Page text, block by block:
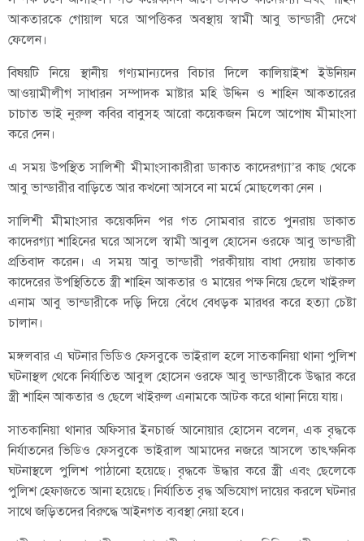
আকতারকে গোয়াল ঘরে আপত্তিকর অবস্থায় স্বামী আবু ভান্ডারী দেখে
ফেলেন।
বিষয়টি নিয়ে স্থানীয় গণ্যমান্যদের বিচার দিলে কালিয়াইশ ইউনিয়ন
আওয়ামীলীগ সাধারন সম্পাদক মাষ্টার মহি উদ্দিন ও শাহিন আকতারের
চাচাত ভাই নুরুল কবির বাবুসহ আরো কয়েকজন মিলে আপোষ মীমাংসা
করে দেন।
এ সময় উপস্থিত সালিশী মীমাংসাকারীরা ডাকাত কাদেরগ্যা’র কাছ থেকে
আবু ভান্ডারীর বাড়িতে আর কখনো আসবে না মর্মে মোছলেকা নেন ।
সালিশী মীমাংসার কয়েকদিন পর গত সোমবার রাতে পুনরায় ডাকাত
কাদেরগ্যা শাহিনের ঘরে আসলে স্বামী আবুল হোসেন ওরফে আবু ভান্ডারী
প্রতিবাদ করেন। এ সময় আবু ভান্ডারী পরকীয়ায় বাধা দেয়ায় ডাকাত
কাদেরের উপস্থিতিতে স্ত্রী শাহিন আকতার ও মায়ের পক্ষ নিয়ে ছেলে খাইরুল
এনাম আবু ভান্ডারীকে দড়ি দিয়ে বেঁধে বেধড়ক মারধর করে হত্যা চেষ্টা
চালান।
মঙ্গলবার এ ঘটনার ভিডিও ফেসবুকে ভাইরাল হলে সাতকানিয়া থানা পুলিশ
ঘটনাস্থল থেকে নির্যাতিত আবুল হোসেন ওরফে আবু ভান্ডারীকে উদ্ধার করে
স্ত্রী শাহিন আকতার ও ছেলে খাইরুল এনামকে আটক করে থানা নিয়ে যায়।
সাতকানিয়া থানার অফিসার ইনচার্জ আনোয়ার হোসেন বলেন, এক বৃদ্ধকে
নির্যাতনের ভিডিও ফেসবুকে ভাইরাল আমাদের নজরে আসলে তাৎক্ষনিক
ঘটনাস্থলে পুলিশ পাঠানো হয়েছে। বৃদ্ধকে উদ্ধার করে স্ত্রী এবং ছেলেকে
পুলিশ হেফাজতে আনা হয়েছে। নির্যাতিত বৃদ্ধ অভিযোগ দায়ের করলে ঘটনার
সাথে জড়িতদের বিরুদ্ধে আইনগত ব্যবস্থা নেয়া হবে।